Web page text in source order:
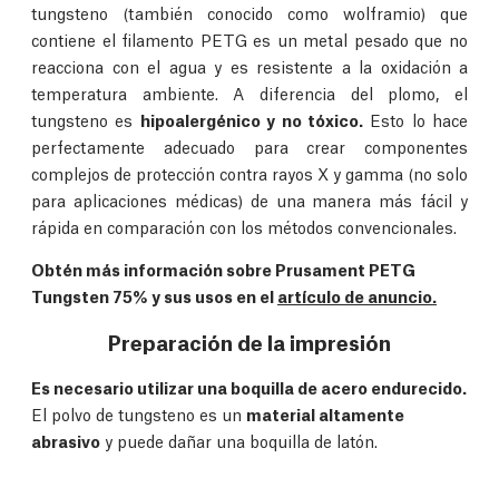
tungsteno (también conocido como wolframio) que
contiene el filamento PETG es un metal pesado que no
reacciona con el agua y es resistente a la oxidación a
temperatura ambiente. A diferencia del plomo, el
tungsteno es hipoalergénico y no tóxico.Esto lo hace
perfectamente adecuado para crear componentes
complejos de protección contra rayos X y gamma (no solo
para aplicaciones médicas) de una manera más fácil y
rápida en comparación con los métodos convencionales.
Obtén más información sobre Prusament PETG
Tungsten 75% y sus usos en el artículo de anuncio.
Preparación de la impresión
Es necesario utilizar una boquilla de acero endurecido.
El polvo de tungsteno es un material altamente
abrasivo y puede dañar una boquilla de latón.